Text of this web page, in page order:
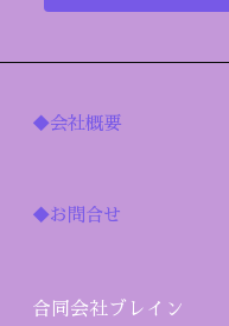
◆会社概要
◆お問合せ
合同会社ブレイン